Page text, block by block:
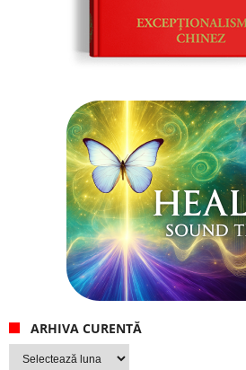
ARHIVA CURENTĂ
Arhiva